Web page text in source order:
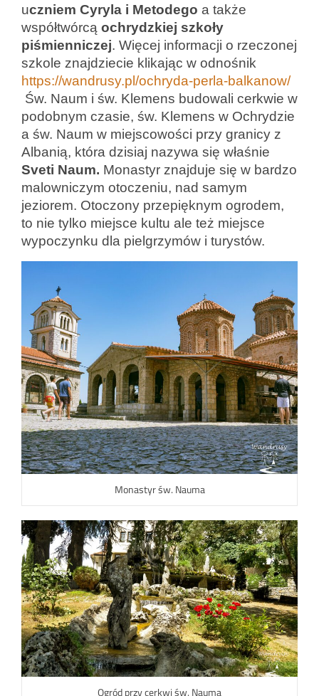
uczniem Cyryla i Metodego a także
współtwórcą ochrydzkiej szkoły
piśmienniczej. Więcej informacji o rzeczonej
szkole znajdziecie klikając w odnośnik
https://wandrusy.pl/ochryda-perla-balkanow/
Św. Naum i św. Klemens budowali cerkwie w
podobnym czasie, św. Klemens w Ochrydzie
a św. Naum w miejscowości przy granicy z
Albanią, która dzisiaj nazywa się właśnie
Sveti Naum. Monastyr znajduje się w bardzo
malowniczym otoczeniu, nad samym
jeziorem. Otoczony przepięknym ogrodem,
to nie tylko miejsce kultu ale też miejsce
wypoczynku dla pielgrzymów i turystów.
Monastyr św. Nauma